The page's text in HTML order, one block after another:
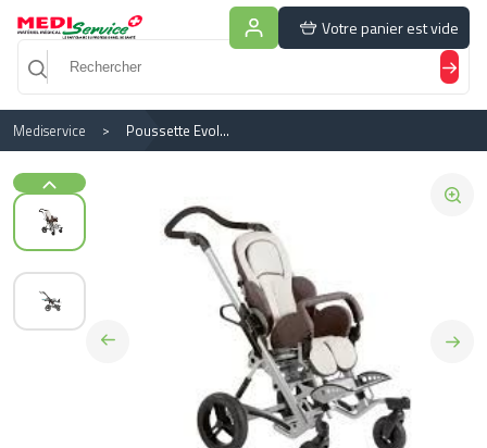
Votre panier est vide
Mediservice Poussette Evolutive
Panneau de gestion des cookies